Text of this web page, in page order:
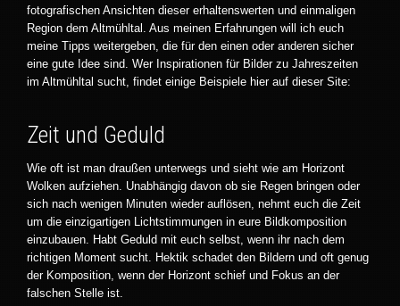
fotografischen Ansichten dieser erhaltenswerten und einmaligen
Region dem Altmühltal. Aus meinen Erfahrungen will ich euch
meine Tipps weitergeben, die für den einen oder anderen sicher
eine gute Idee sind. Wer Inspirationen für Bilder zu Jahreszeiten
im Altmühltal sucht, findet einige Beispiele hier auf dieser Site:
Zeit und Geduld
Wie oft ist man draußen unterwegs und sieht wie am Horizont
Wolken aufziehen. Unabhängig davon ob sie Regen bringen oder
sich nach wenigen Minuten wieder auflösen, nehmt euch die Zeit
um die einzigartigen Lichtstimmungen in eure Bildkomposition
einzubauen. Habt Geduld mit euch selbst, wenn ihr nach dem
richtigen Moment sucht. Hektik schadet den Bildern und oft genug
der Komposition, wenn der Horizont schief und Fokus an der
falschen Stelle ist.